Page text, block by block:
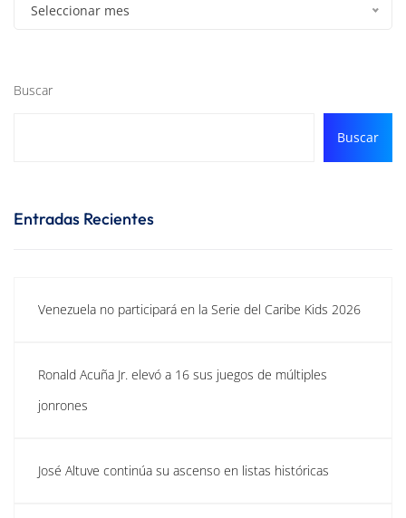
Seleccionar mes
Buscar
Buscar
Entradas Recientes
Venezuela no participará en la Serie del Caribe Kids 2026
Ronald Acuña Jr. elevó a 16 sus juegos de múltiples
jonrones
José Altuve continúa su ascenso en listas históricas